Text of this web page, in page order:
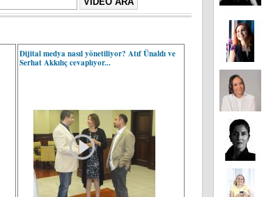
Dijital medya nasıl yönetiliyor? Atıf Ünaldı ve
Serhat Akkılıç cevaplıyor...